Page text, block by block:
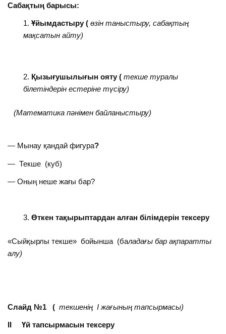
Сабақтың барысы:
Ұйымдастыру ( өзін таныстыру, сабақтың
мақсатын айту)
Қызығушылығын ояту ( текше туралы
білетіндерін естеріне түсіру)
(Математика пәнімен байланыстыру)
— Мынау қандай фигура?
— Текше (куб)
— Оның неше жағы бар?
Өткен тақырыптардан алған білімдерін тексеру
«Сыйқырлы текше» бойынша (баладағы бар ақпаратты
алу)
Слайд №1 (текшенің І жағының тапсырмасы)
ІІ Үй тапсырмасын тексеру